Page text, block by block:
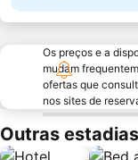
Os preços e a
mudam
ofertas que
nos sites de
Outras